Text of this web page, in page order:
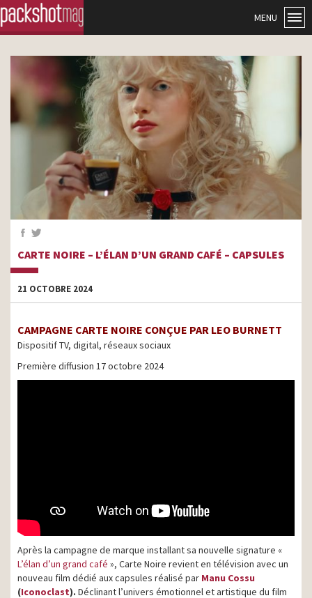
MENU
CARTE NOIRE – L’ÉLAN D’UN GRAND CAFÉ – CAPSULES
21 OCTOBRE 2024
CAMPAGNE CARTE NOIRE CONÇUE PAR LEO BURNETT
Dispositif TV, digital, réseaux sociaux
Première diffusion 17 octobre 2024
Après la campagne de marque installant sa nouvelle signature «
L’élan d’un grand café », Carte Noire revient en télévision avec un
nouveau film dédié aux capsules réalisé par Manu Cossu
(Iconoclast). Déclinant l’univers émotionnel et artistique du film